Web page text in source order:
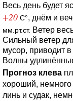
Весь день будет
+20 C°, днём и
мм.рт.ст. Ветер
Сильный ветер
мусор, приводит
Волны
Прогноз клева
хороший,
линь и судак,